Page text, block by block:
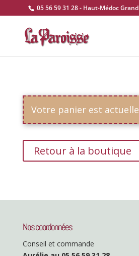
05 56 59 31 28 - Haut-Médoc
Votre panier est
Retour à la boutique
Nos coordonnées
Conseil et commande